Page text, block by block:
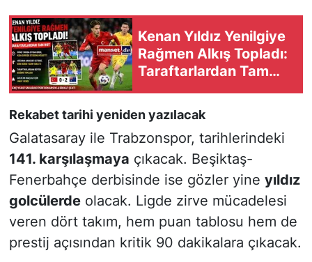
Kenan Yıldız Yenilgiye
Rağmen Alkış Topladı:
Taraftarlardan Tam
Rekabet tarihi yeniden yazılacak
Galatasaray ile Trabzonspor, tarihlerindeki
141. karşılaşmaya çıkacak. Beşiktaş-
Fenerbahçe derbisinde ise gözler yine yıldız
golcülerdeolacak. Ligde zirve mücadelesi
veren dört takım, hem puan tablosu hem de
prestij açısından kritik 90 dakikalara çıkacak.